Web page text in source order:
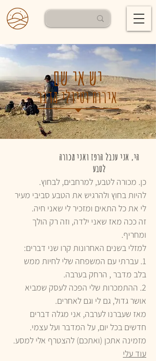
יש אי שם
אירוח וטיולי מדבר
הי, אני ענבל הרפז ואני מכורה
לטבע
כן. מכורה לטבע, למרחבים, לבחוץ.
להיות בחוץ ולהרגיש את הטבע סביבי מעיר
לי את כל התאים ומזכיר לי שאני חיה.
זה ככה מאז שאני ילדה, וזה רק הולך
ומחריף.
למזלי בשנים האחרונות קרו שני דברים:
1. עברתי עם המשפחה שלי לחיות ממש
בלב מדבר , הרחק בערבה.
2. ההתמכרות שלי הפכה לעסק שמביא
אושר גדול, גם לי וגם לאחרים.
מאז שעברנו לערבה, אני מגלה דברים
חדשים בכל יום, על המדבר ועל עצמי.
מזמינה אתכן (ואתכם) להצטרף אלי למסע.
עוד עלי